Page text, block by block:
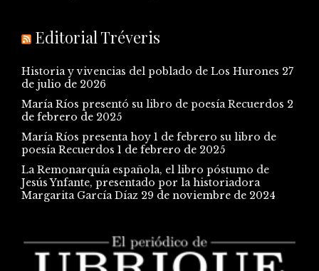
Editorial Tréveris
Historia y vivencias del poblado de Los Hurones 27
de julio de 2026
María Ríos presentó su libro de poesía Recuerdos 2
de febrero de 2025
María Ríos presenta hoy 1 de febrero su libro de
poesía Recuerdos 1 de febrero de 2025
La Remonarquía española, el libro póstumo de
Jesús Ynfante, presentado por la historiadora
Margarita García Díaz 29 de noviembre de 2024